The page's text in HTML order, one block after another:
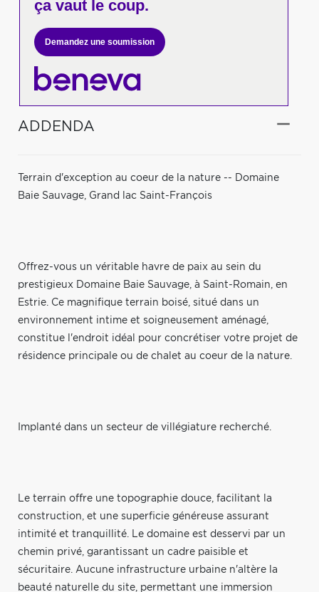
ça vaut le coup.
Demandez une soumission
ADDENDA
Terrain d'exception au coeur de la nature -- Domaine
Baie Sauvage, Grand lac Saint-François
Offrez-vous un véritable havre de paix au sein du
prestigieux Domaine Baie Sauvage, à Saint-Romain, en
Estrie. Ce magnifique terrain boisé, situé dans un
environnement intime et soigneusement aménagé,
constitue l'endroit idéal pour concrétiser votre projet de
résidence principale ou de chalet au coeur de la nature.
Implanté dans un secteur de villégiature recherché.
Le terrain offre une topographie douce, facilitant la
construction, et une superficie généreuse assurant
intimité et tranquillité. Le domaine est desservi par un
chemin privé, garantissant un cadre paisible et
sécuritaire. Aucune infrastructure urbaine n'altère la
beauté naturelle du site, permettant une immersion